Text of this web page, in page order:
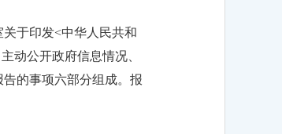
于印发<中华人民共和
动公开政府信息情况、
的事项六部分组成。报